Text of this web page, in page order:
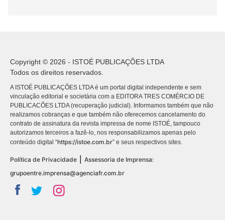
Copyright © 2026 - ISTOÉ PUBLICAÇÕES LTDA
Todos os direitos reservados.
A ISTOÉ PUBLICAÇÕES LTDA é um portal digital independente e sem
vinculação editorial e societária com a EDITORA TRES COMÉRCIO DE
PUBLICACÕES LTDA (recuperação judicial). Informamos também que não
realizamos cobranças e que também não oferecemos cancelamento do
contrato de assinatura da revista impressa de nome ISTOÉ, tampouco
autorizamos terceiros a fazê-lo, nos responsabilizamos apenas pelo
conteúdo digital “https://istoe.com.br” e seus respectivos sites.
Política de Privacidade
Assessoria de Imprensa:
grupoentre.imprensa@agenciafr.com.br